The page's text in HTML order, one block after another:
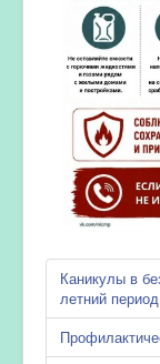
Каникулы в
летний период